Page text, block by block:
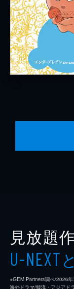
見放題
U-NEXT
※GEM Partners調べ/2026
海外ドラマ/韓流・アジアド